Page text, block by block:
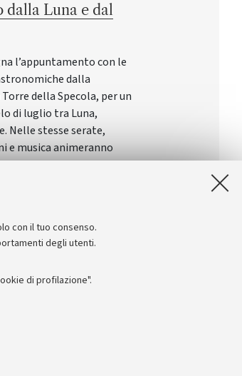
con il tuo consenso.
degli utenti.
di profilazione".
dalla Luna e dal
l’appuntamento con le
dalla
della Specola, per un
di luglio tra Luna,
Nelle stesse serate,
e musica animeranno
ai piedi della Torre
CF: 80007010376